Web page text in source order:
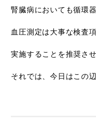
腎臓病においても循環
血圧測定は大事な検査
実施することを推奨さ
それでは、今日はこの